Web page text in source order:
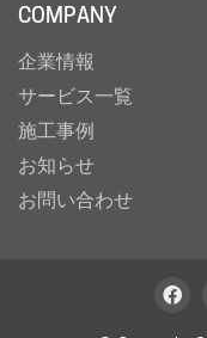
COMPANY
企業情報
サービス一覧
施工事例
お知らせ
お問い合わせ